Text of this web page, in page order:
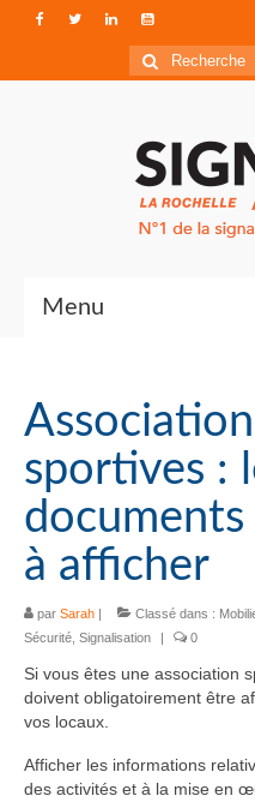
Rechercher
:
Menu
Qui sommes-nous ?
Accéder à Signals
sportives :
à afficher
par Sarah | Classé dans :
Sécurité Signalisation | 0
Si vous êtes une association
doivent obligatoirement être
vos locaux.
Afficher les informations
des activités et à la mise en